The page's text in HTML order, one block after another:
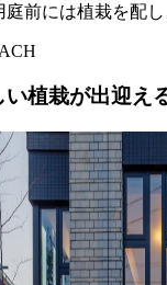
前には植栽を配し
い植栽が出迎え